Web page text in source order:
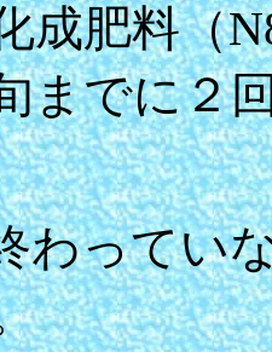
成肥料（
までに２
ってい